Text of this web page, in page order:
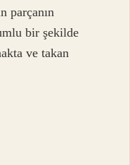
parçanın
bir şekilde
ve takan